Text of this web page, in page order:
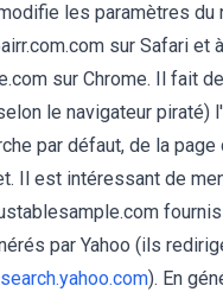
les paramètres du
sur Safari et à
sur Chrome. Il fait
le navigateur piraté)
par défaut, de la page
Il est intéressant de
par Yahoo (ils
search.yahoo.com). En